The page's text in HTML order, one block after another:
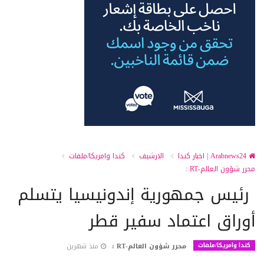
الارشيف
كندا وامريكا/ملفات
محرر شؤون العالم-RT :
رئيس جمهورية إندونيسيا يتسلم
أوراق اعتماد سفير قطر
كندا وامريكا/ملفات محرر شؤون العالم-RT : منذ شهرين